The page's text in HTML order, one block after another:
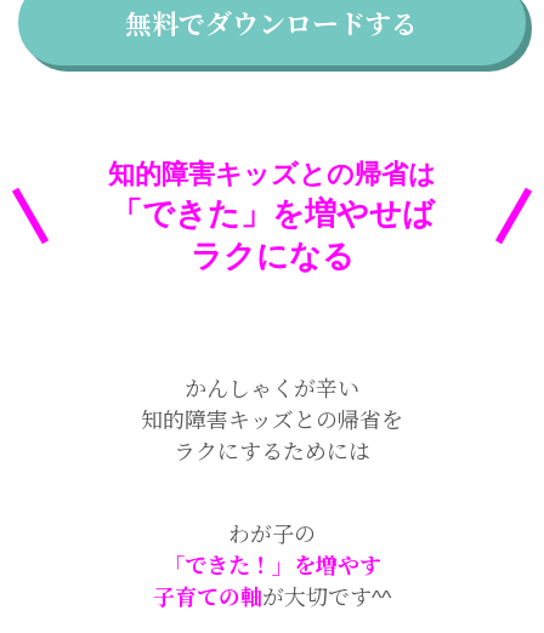
無料でダウンロードする
知的障害キッズとの帰省は
「できた」を増やせば
ラクになる
かんしゃくが辛い
知的障害キッズとの帰省を
ラクにするためには
わが子の
「できた！」を増やす
子育ての軸が大切です^^